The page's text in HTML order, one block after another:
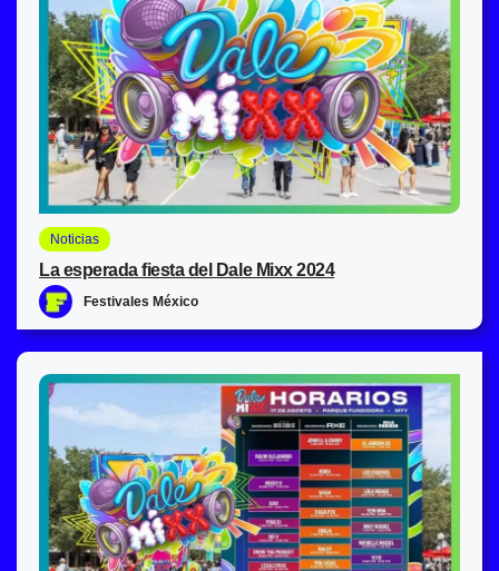
Noticias
La esperada fiesta del Dale Mixx 2024
Festivales México